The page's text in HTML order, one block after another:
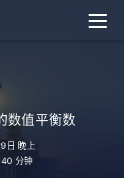
数值平衡数
日 晚上
40 分钟